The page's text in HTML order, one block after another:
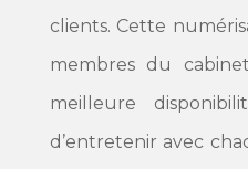
clients. Cette
membres du
meilleure
d’entretenir avec